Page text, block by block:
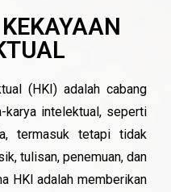
(HKI) adalah cabang
karya intelektual, seperti
termasuk tetapi tidak
tulisan, penemuan, dan
HKI adalah memberikan